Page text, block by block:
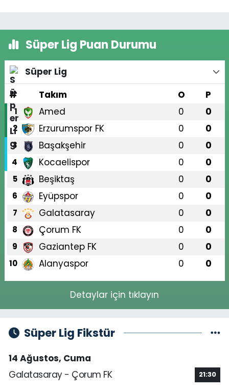
Süper Lig Puan Durumu
Süper Lig
#
Takım O P
1 Amed 0 0
2 Erzurumspor FK 0 0
3 Başakşehir 0 0
4 Kocaelispor 0 0
5 Beşiktaş 0 0
6 Eyüpspor 0 0
7 Galatasaray 0 0
8 Çorum FK 0 0
9 Gaziantep FK 0 0
10 Alanyaspor 0 0
Detaylar için tıklayın
Süper Lig Fikstür
14 Ağustos, Cuma
Galatasaray - Çorum FK
21:30